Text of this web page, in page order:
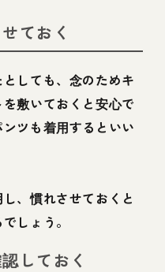
ておく
しても、念のためキ
敷いておくと安心で
ツも着用するといい
、慣れさせておくと
しょう。
しておく